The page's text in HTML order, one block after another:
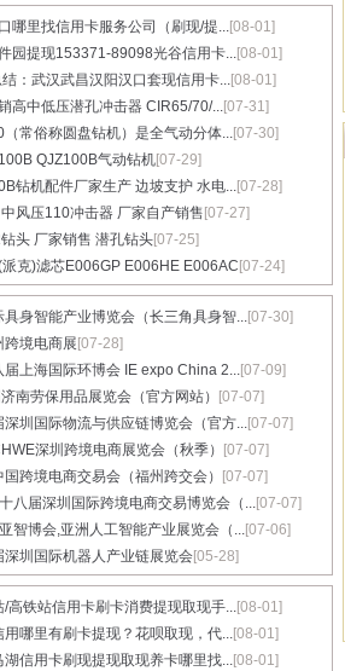
哪里找信用卡服务公司（刷现/提...[08-01]
园提现153371-89098光谷信用卡...[08-01]
：武汉武昌汉阳汉口套现信用卡...[08-01]
高中低压潜孔冲击器 CIR65/70/...[07-31]
（常俗称圆盘钻机）是全气动分体...[07-30]
QJZ100B气动钻机[07-29]
钻机配件厂家生产 边坡支护 水电...[07-28]
风压110冲击器 厂家自产销售 [07-27]
头 厂家销售 潜孔钻头[07-25]
派克)滤芯E006GP E006HE E006AC [07-24]
身智能产业博览会（长三角具身智...[07-30]
境电商展 [07-28]
上海国际环博会 IE expo China 2...[07-09]
南劳保用品展览会（官方网站）
[07-07]
圳国际物流与供应链博览会（官方...[07-07]
深圳跨境电商展览会（秋季）
[07-07]
跨境电商交易会（福州跨交会）
[07-07]
八届深圳国际跨境电商交易博览会（...[07-07]
智博会,亚洲人工智能产业展览会（...[07-06]
圳国际机器人产业链展览会[05-28]
/高铁站信用卡刷卡消费提现取现手...[08-01]
用哪里有刷卡提现？花呗取现，代...[08-01]
湖信用卡刷现提现取现养卡哪里找...[08-01]